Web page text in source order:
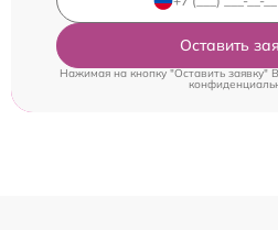
Оставить
Нажимая на кнопку "Оставить заявку"